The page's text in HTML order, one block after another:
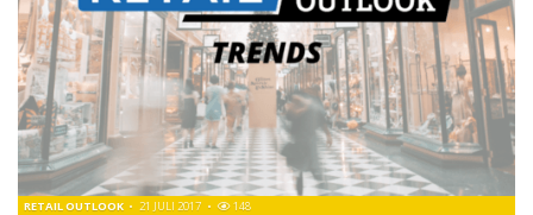
RETAIL OUTLOOK 21 JULI 2017 148